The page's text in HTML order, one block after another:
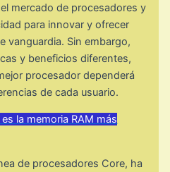
mercado de procesadores y
para innovar y ofrecer
vanguardia. Sin embargo,
y beneficios diferentes,
procesador dependerá
de cada usuario.
es la memoria RAM más
de procesadores Core, ha